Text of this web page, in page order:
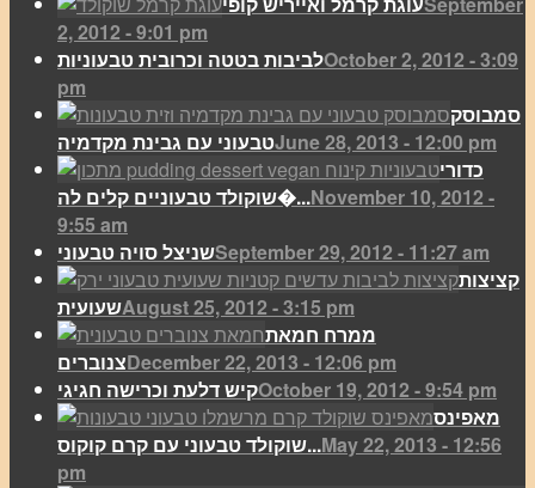
2, 2012 - 9:01 pm
לביבות בטטה וכרובית טבעוניותOctober 2, 2012 - 3:09
pm
סמבוסק
טבעוני עם גבינת מקדמיהJune 28, 2013 - 12:00 pm
כדורי
שוקולד טבעוניים קלים לה�...November 10, 2012 -
9:55 am
שניצל סויה טבעוניSeptember 29, 2012 - 11:27 am
קציצות
שעועיתAugust 25, 2012 - 3:15 pm
ממרח חמאת
צנובריםDecember 22, 2013 - 12:06 pm
קיש דלעת וכרישה חגיגיOctober 19, 2012 - 9:54 pm
מאפינס
שוקולד טבעוני עם קרם קוקוס...May 22, 2013 - 12:56
pm